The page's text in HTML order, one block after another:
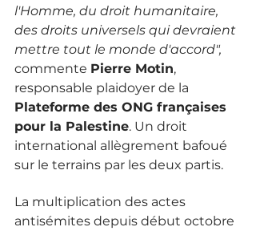
l'Homme, du droit humanitaire,
des droits universels qui devraient
mettre tout le monde d'accord",
commente Pierre Motin,
responsable plaidoyer de la
Plateforme des ONG françaises
pour la Palestine. Un droit
international allègrement bafoué
sur le terrains par les deux partis.
La multiplication des actes
antisémites depuis début octobre